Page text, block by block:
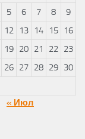
5 6 7 8
9
12 13 14 15
16
19 20 21 22 23
26 27 28 29 30
« Июл